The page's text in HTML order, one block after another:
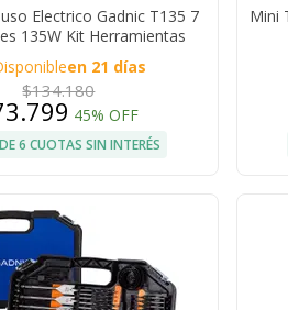
Electrico Gadnic T135 7
135W Kit Herramientas
en 21 días
$134.180
45% OFF
6 CUOTAS SIN INTERÉS
Mini